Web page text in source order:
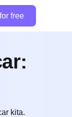
free
kita.